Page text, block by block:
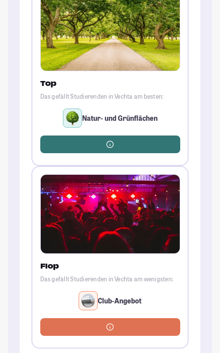
Top
Das gefällt Studierenden in Vechta am besten:
Natur- und Grünflächen
Flop
Das gefällt Studierenden in Vechta am wenigsten:
Club-Angebot